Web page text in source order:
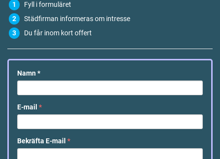
Fyll i formuläret
Städfirman informeras om intresse
Du får inom kort offert
Namn *
E-mail *
Bekräfta E-mail *